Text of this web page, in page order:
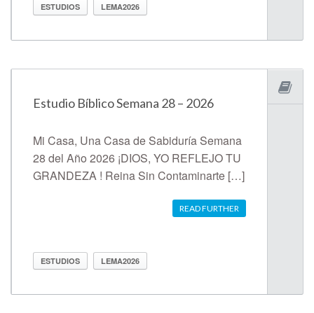
ESTUDIOS LEMA2026
Estudio Bíblico Semana 28 – 2026
Mi Casa, Una Casa de Sabiduría Semana
28 del Año 2026 ¡DIOS, YO REFLEJO TU
GRANDEZA ! Reina Sin Contaminarte […]
READ FURTHER
ESTUDIOS LEMA2026